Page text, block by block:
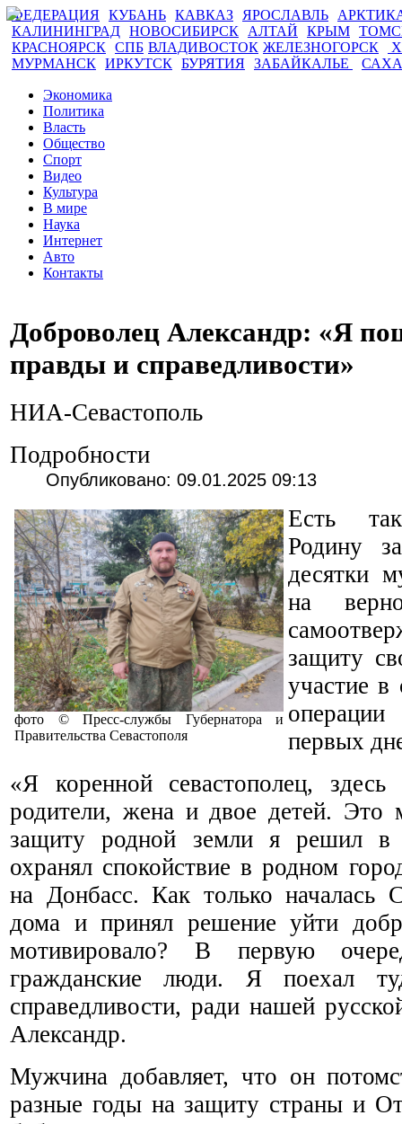
ФЕДЕРАЦИЯ КУБАНЬ КАВКАЗ ЯРОСЛАВЛЬ
КАЛИНИНГРАД НОВОСИБИРСК АЛТАЙ КРЫМ
КРАСНОЯРСК СПБ ВЛАДИВОСТОК ЖЕЛЕЗНОГОРСК
МУРМАНСК ИРКУТСК БУРЯТИЯ ЗАБАЙКАЛЬЕ САХА
Экономика
Политика
Власть
Общество
Спорт
Видео
Культура
В мире
Наука
Интернет
Авто
Контакты
Доброволец Александр: «Я
правды и справедливости»
НИА-Севастополь
Подробности
Опубликовано: 09.01.2025 09:13
фото © Пресс-службы Губернатора и
Правительства Севастополя
Есть
Родину
десятки
на
защиту
участие в
первых
«Я коренной севастополец,
родители, жена и двое детей. Это
защиту родной земли я решил в
охранял спокойствие в родном
на Донбасс. Как только началась
дома и принял решение уйти
мотивировало? В первую
гражданские люди. Я поехал
справедливости, ради нашей
Александр.
Мужчина добавляет, что он
разные годы на защиту страны и